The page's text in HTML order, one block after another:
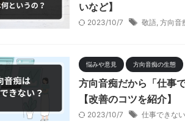
いなど】
2023/10/7 敬語, 方向音
悩みや意見 方向音痴の生態
方向音痴だから「仕事
【改善のコツを紹介】
2023/10/7 仕事できない